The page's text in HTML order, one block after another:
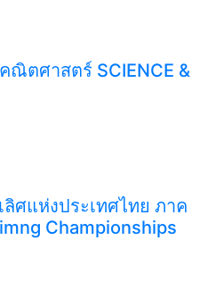
ณิตศาสตร์ SCIENCE &
ศแห่งประเทศไทย ภาค
Championships